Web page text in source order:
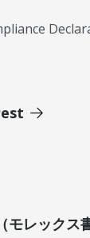
レックス